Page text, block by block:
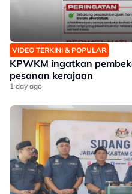
VIDEO TERKINI & POPULAR
KPWKM ingatkan
pesanan kerajaan
1 day ago